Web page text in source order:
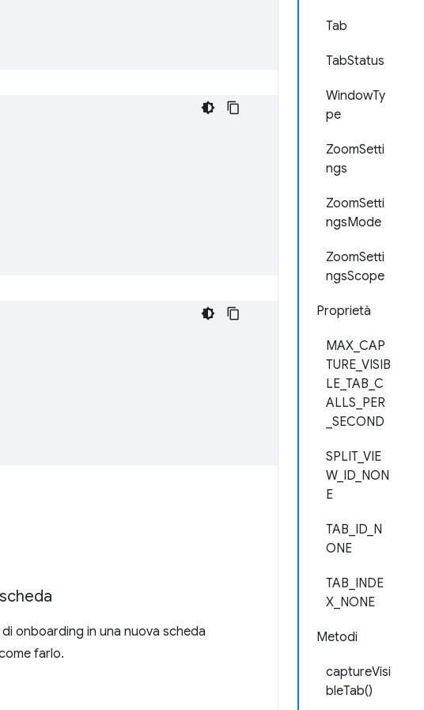
Tab
TabStatus
WindowTy
pe
ZoomSetti
ngs
ZoomSetti
ngsMode
ZoomSetti
ngsScope
Proprietà
MAX_CAP
TURE_VISIB
LE_TAB_C
ALLS_PER
_SECOND
SPLIT_VIE
W_ID_NON
E
TAB_ID_N
ONE
TAB_INDE
X_NONE
Metodi
captureVisi
bleTab()
onboarding in una nuova scheda
farlo.